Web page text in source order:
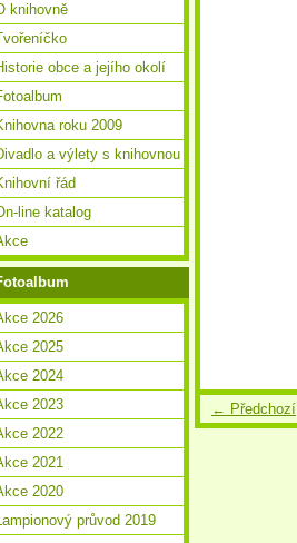
← Předchozí
knihovně
obce a jejího okolí
roku 2009
a výlety s knihovnou
řád
line katalog
2026
2025
2024
2023
2022
2021
2020
průvod 2019